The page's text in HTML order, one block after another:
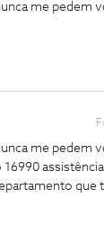
me pedem
me pedem
16990
que